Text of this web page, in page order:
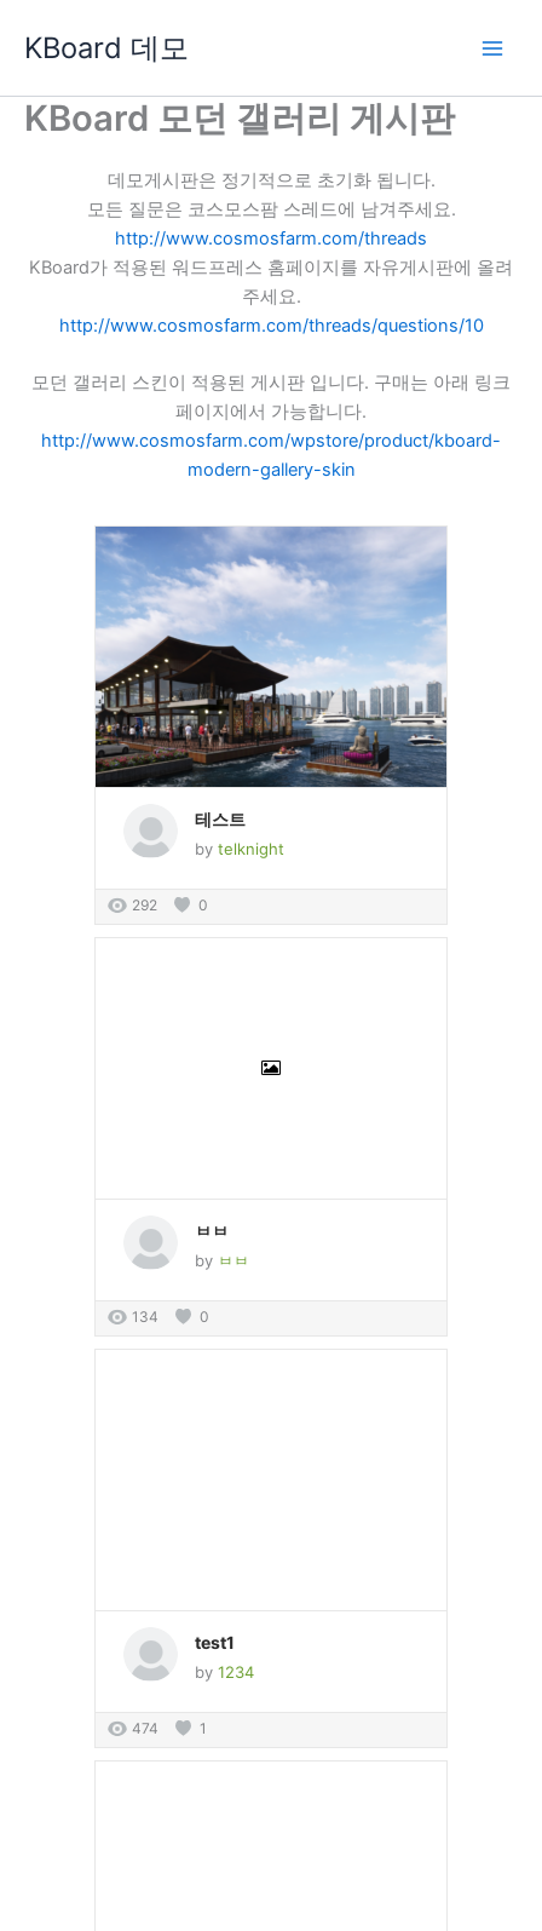
로
KBoard 데모
KBoard 모던 갤러리 게시판
데모게시판은 정기적으로 초기화 됩니다.
모든 질문은 코스모스팜 스레드에 남겨주세요.
http://www.cosmosfarm.com/threads
KBoard가 적용된 워드프레스 홈페이지를 자유게시판에 올려
주세요.
http://www.cosmosfarm.com/threads/questions/10
모던 갤러리 스킨이 적용된 게시판 입니다. 구매는 아래 링크
페이지에서 가능합니다.
http://www.cosmosfarm.com/wpstore/product/kboard-
modern-gallery-skin
테스트
by telknight
292 0
ㅂㅂ
by ㅂㅂ
134 0
test1
by 1234
474 1